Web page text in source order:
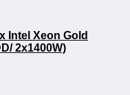
Intel Xeon Gold
2x1400W)